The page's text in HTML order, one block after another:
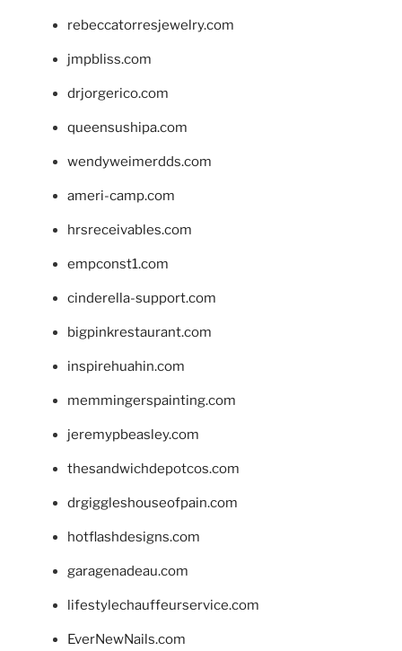
rebeccatorresjewelry.com
jmpbliss.com
drjorgerico.com
queensushipa.com
wendyweimerdds.com
ameri-camp.com
hrsreceivables.com
empconst1.com
cinderella-support.com
bigpinkrestaurant.com
inspirehuahin.com
memmingerspainting.com
jeremypbeasley.com
thesandwichdepotcos.com
drgiggleshouseofpain.com
hotflashdesigns.com
garagenadeau.com
lifestylechauffeurservice.com
EverNewNails.com